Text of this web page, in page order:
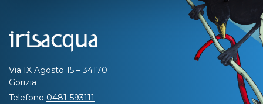
Via IX Agosto 15 – 34170
Gorizia
Telefono 0481-593111